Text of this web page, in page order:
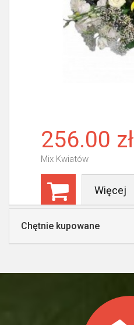
256.00 zł
Mix Kwiatów
Więcej
Chętnie kupowane